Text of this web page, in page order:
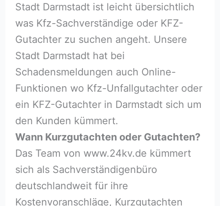
Stadt Darmstadt ist leicht übersichtlich
was Kfz-Sachverständige oder KFZ-
Gutachter zu suchen angeht. Unsere
Stadt Darmstadt hat bei
Schadensmeldungen auch Online-
Funktionen wo Kfz-Unfallgutachter oder
ein KFZ-Gutachter in Darmstadt sich um
den Kunden kümmert.
Wann Kurzgutachten oder Gutachten?
Das Team von www.24kv.de kümmert
sich als Sachverständigenbüro
deutschlandweit für ihre
Kostenvoranschläge, Kurzgutachten